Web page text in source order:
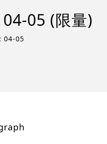
04-05 (限量)
04-05